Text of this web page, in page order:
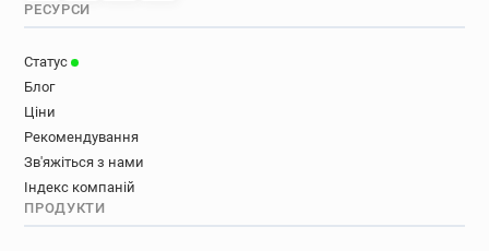
РЕСУРСИ
Статус
Блог
Ціни
Рекомендування
Зв'яжіться з нами
Індекс компаній
ПРОДУКТИ